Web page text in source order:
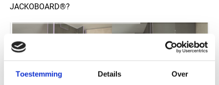
Toestemming Details Over
JACKOBOARD®?